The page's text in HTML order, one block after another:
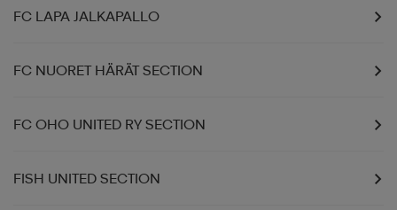
FC LAPA JALKAPALLO
FC NUORET HÄRÄT SECTION
FC OHO UNITED RY SECTION
FISH UNITED SECTION